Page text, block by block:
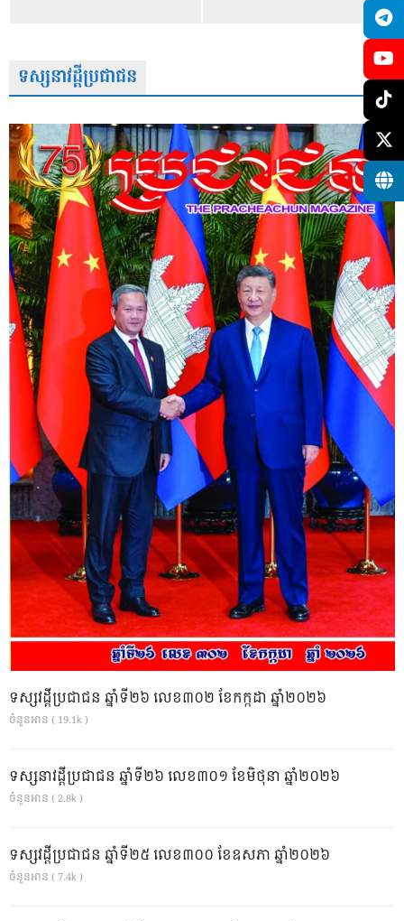
ទស្សនាវដ្តីប្រជាជន
ទស្សវដ្តីប្រជាជន ឆ្នាំទី២៦ លេខ៣០២ ខែកក្កដា ឆ្នាំ២០២៦
ចំនួនអាន ( 19.1k )
ទស្សនាវដ្ដីប្រជាជន ឆ្នាំទី២៦ លេខ៣០១ ខែមិថុនា ឆ្នាំ២០២៦
ចំនួនអាន ( 2.8k )
ទស្សវដ្តីប្រជាជន ឆ្នាំទី២៥ លេខ៣០០ ខែឧសភា ឆ្នាំ២០២៦
ចំនួនអាន ( 7.4k )